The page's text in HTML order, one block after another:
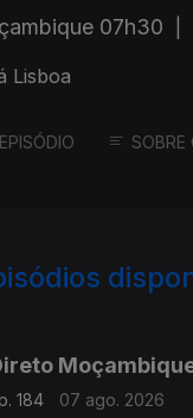
07h30
Lisboa
SOBRE
184
07 ago. 2026